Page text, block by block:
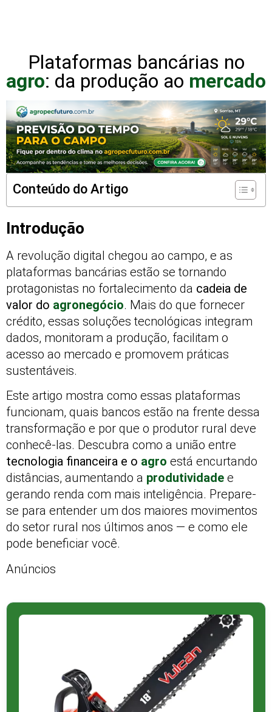
Plataformas bancárias no
agro: da produção ao mercado
Conteúdo do Artigo
Introdução
A revolução digital chegou ao campo, e as
plataformas bancárias estão se tornando
protagonistas no fortalecimento da cadeia de
valor do agronegócio. Mais do que fornecer
crédito, essas soluções tecnológicas integram
dados, monitoram a produção, facilitam o
acesso ao mercado e promovem práticas
sustentáveis.
Este artigo mostra como essas plataformas
funcionam, quais bancos estão na frente dessa
transformação e por que o produtor rural deve
conhecê-las. Descubra como a união entre
tecnologia financeira e o agro está encurtando
distâncias, aumentando a produtividade e
gerando renda com mais inteligência. Prepare-
se para entender um dos maiores movimentos
do setor rural nos últimos anos — e como ele
pode beneficiar você.
Anúncios